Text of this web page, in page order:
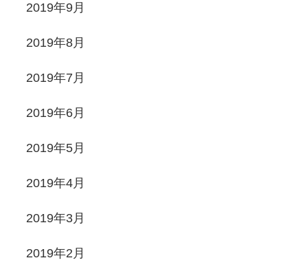
2019年9月
2019年8月
2019年7月
2019年6月
2019年5月
2019年4月
2019年3月
2019年2月